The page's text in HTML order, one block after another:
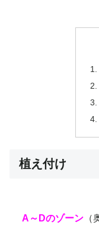
植え付け
A～Dのゾーン